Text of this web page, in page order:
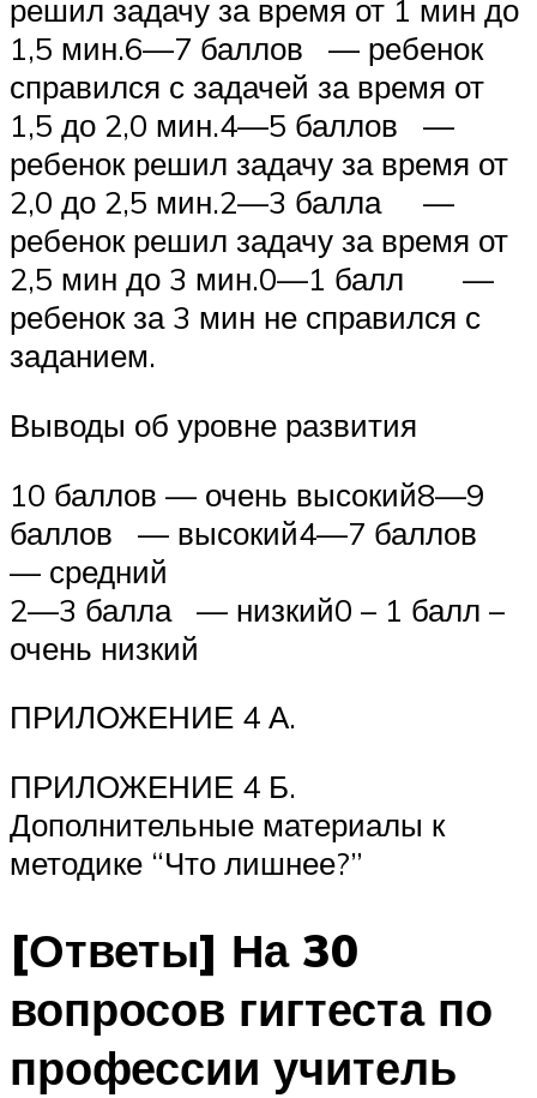
решил задачу за время от 1 мин до
1,5 мин.6—7 баллов — ребенок
справился с задачей за время от
1,5 до 2,0 мин.4—5 баллов —
ребенок решил задачу за время от
2,0 до 2,5 мин.2—3 балла —
ребенок решил задачу за время от
2,5 мин до 3 мин.0—1 балл —
ребенок за 3 мин не справился с
заданием.
Выводы об уровне развития
10 баллов — очень высокий8—9
баллов — высокий4—7 баллов
— средний
2—3 балла — низкий0 – 1 балл –
очень низкий
ПРИЛОЖЕНИЕ 4 А.
ПРИЛОЖЕНИЕ 4 Б.
Дополнительные материалы к
методике “Что лишнее?”
[Ответы] На 30
вопросов гигтеста по
профессии учитель